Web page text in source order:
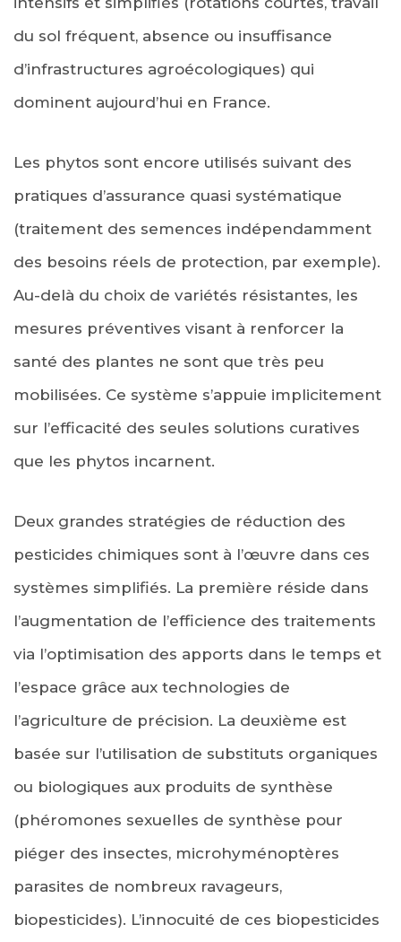
du sol fréquent, absence ou insuffisance
d’infrastructures agroécologiques) qui
dominent aujourd’hui en France.
Les phytos sont encore utilisés suivant des
pratiques d’assurance quasi systématique
(traitement des semences indépendamment
des besoins réels de protection, par exemple).
Au-delà du choix de variétés résistantes, les
mesures préventives visant à renforcer la
santé des plantes ne sont que très peu
mobilisées. Ce système s’appuie implicitement
sur l’efficacité des seules solutions curatives
que les phytos incarnent.
Deux grandes stratégies de réduction des
pesticides chimiques sont à l’œuvre dans ces
systèmes simplifiés. La première réside dans
l’augmentation de l’efficience des traitements
via l’optimisation des apports dans le temps et
l’espace grâce aux technologies de
l’agriculture de précision. La deuxième est
basée sur l’utilisation de substituts organiques
ou biologiques aux produits de synthèse
(phéromones sexuelles de synthèse pour
piéger des insectes, microhyménoptères
parasites de nombreux ravageurs,
biopesticides). L’innocuité de ces biopesticides